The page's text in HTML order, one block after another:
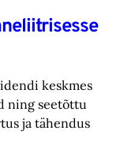
keskmes
ning ‎seetõttu
ja tähendus